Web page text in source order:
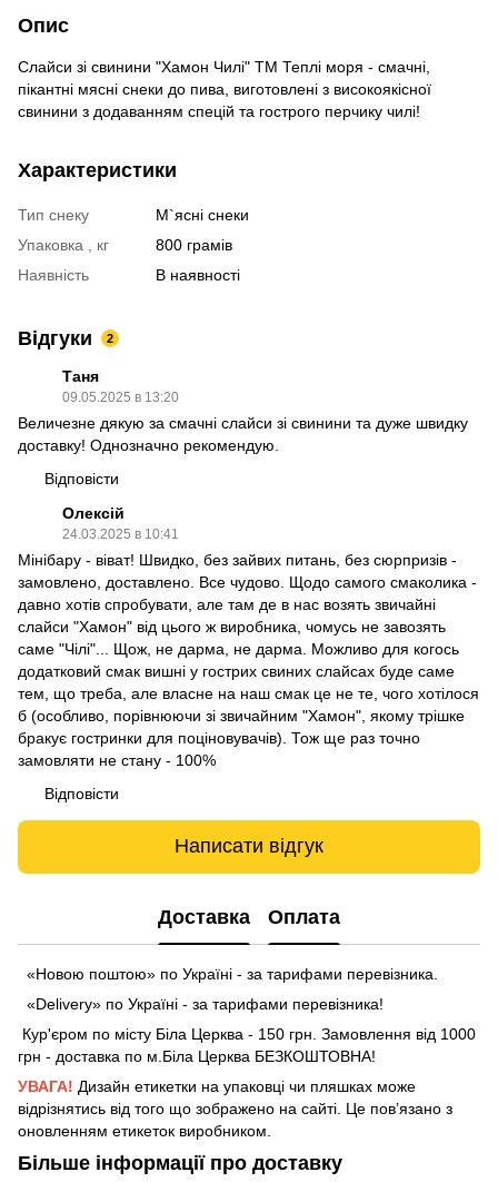
Опис
Слайси зі свинини "Хамон Чилі" ТМ Теплі моря - смачні,
пікантні мясні снеки до пива, виготовлені з високоякісної
свинини з додаванням спецій та гострого перчику чилі!
Характеристики
Тип снеку
М`ясні снеки
Упаковка , кг
800 грамів
Наявність
В наявності
Відгуки 2
Таня
09.05.2025 в 13:20
Величезне дякую за смачні слайси зі свинини та дуже швидку
доставку! Однозначно рекомендую.
Відповісти
Олексій
24.03.2025 в 10:41
Мінібару - віват! Швидко, без зайвих питань, без сюрпризів -
замовлено, доставлено. Все чудово. Щодо самого смаколика -
давно хотів спробувати, але там де в нас возять звичайні
слайси "Хамон" від цього ж виробника, чомусь не завозять
саме "Чілі"... Щож, не дарма, не дарма. Можливо для когось
додатковий смак вишні у гострих свиних слайсах буде саме
тем, що треба, але власне на наш смак це не те, чого хотілося
б (особливо, порівнюючи зі звичайним "Хамон", якому трішке
бракує гостринки для поціновувачів). Тож ще раз точно
замовляти не стану - 100%
Відповісти
Написати відгук
Доставка Оплата
«Новою поштою» по Україні - за тарифами перевізника.
«Delivery» по Україні - за тарифами перевізника!
Кур'єром по місту Біла Церква - 150 грн. Замовлення від 1000
грн - доставка по м.Біла Церква БЕЗКОШТОВНА!
УВАГА! Дизайн етикетки на упаковці чи пляшках може
відрізнятись від того що зображено на сайті. Це пов’язано з
оновленням етикеток виробником.
Більше інформації про доставку